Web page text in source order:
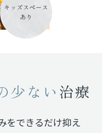
キッズスペース
あり
少ない 治療
をできるだけ抑え